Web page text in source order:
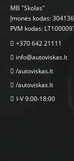
MB "Skolas"
Įmonės kodas:
PVM kodas:
+370 642 21111
info@autoviskas.lt
/autoviskas.lt
/autoviskas.lt
I-V 9:00-18:00